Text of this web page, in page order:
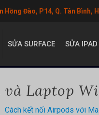
Hồng Đào, P14, Q. Tân Bình,
SỬA SURFACE SỬA IPAD
Laptop
Cách kết nối Airpods với